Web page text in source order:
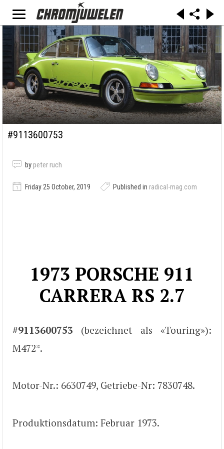
#9113600753
by peter ruch
Friday 25 October, 2019 Published in radical-mag.com
1973 PORSCHE 911
CARRERA RS 2.7
#9113600753 (bezeichnet als «Touring»):
M472*.
Motor-Nr.: 6630749, Getriebe-Nr: 7830748.
Produktionsdatum: Februar 1973.